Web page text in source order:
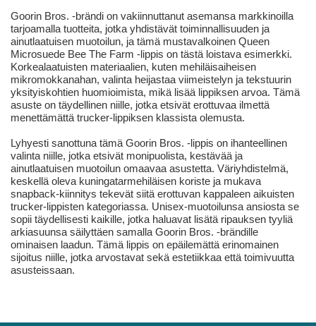
Goorin Bros. -brändi on vakiinnuttanut asemansa markkinoilla
tarjoamalla tuotteita, jotka yhdistävät toiminnallisuuden ja
ainutlaatuisen muotoilun, ja tämä mustavalkoinen Queen
Microsuede Bee The Farm -lippis on tästä loistava esimerkki.
Korkealaatuisten materiaalien, kuten mehiläisaiheisen
mikromokkanahan, valinta heijastaa viimeistelyn ja tekstuurin
yksityiskohtien huomioimista, mikä lisää lippiksen arvoa. Tämä
asuste on täydellinen niille, jotka etsivät erottuvaa ilmettä
menettämättä trucker-lippiksen klassista olemusta.
Lyhyesti sanottuna tämä Goorin Bros. -lippis on ihanteellinen
valinta niille, jotka etsivät monipuolista, kestävää ja
ainutlaatuisen muotoilun omaavaa asustetta. Väriyhdistelmä,
keskellä oleva kuningatarmehiläisen koriste ja mukava
snapback-kiinnitys tekevät siitä erottuvan kappaleen aikuisten
trucker-lippisten kategoriassa. Unisex-muotoilunsa ansiosta se
sopii täydellisesti kaikille, jotka haluavat lisätä ripauksen tyyliä
arkiasuunsa säilyttäen samalla Goorin Bros. -brändille
ominaisen laadun. Tämä lippis on epäilemättä erinomainen
sijoitus niille, jotka arvostavat sekä estetiikkaa että toimivuutta
asusteissaan.